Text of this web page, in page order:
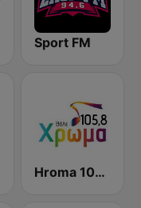
Sport FM
Hroma 105.8 FM Χρώμα